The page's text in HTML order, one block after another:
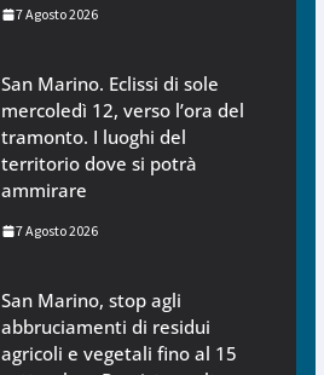
7 Agosto 2026
San Marino. Eclissi di sole
mercoledì 12, verso l’ora del
tramonto. I luoghi del
territorio dove si potrà
ammirare
7 Agosto 2026
San Marino, stop agli
abbruciamenti di residui
agricoli e vegetali fino al 15